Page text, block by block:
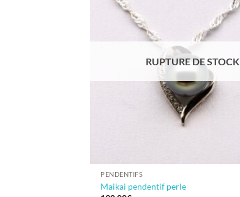
RUPTURE DE STOCK
PENDENTIFS
Maikai pendentif perle